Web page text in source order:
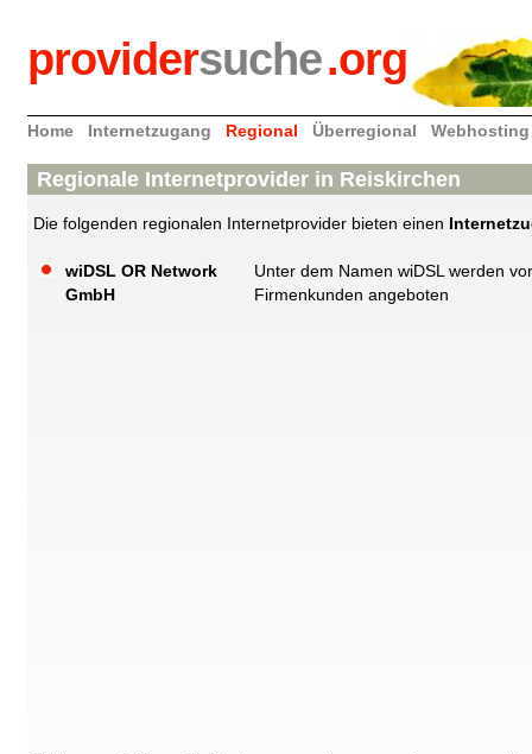
providersuche.org
Home Internetzugang Regional Überregional Webhosting
Regionale Internetprovider in Reiskirchen
Die folgenden regionalen Internetprovider bieten einen
wiDSL OR Network
GmbH
Unter dem Namen wiDSL werden
Firmenkunden angeboten